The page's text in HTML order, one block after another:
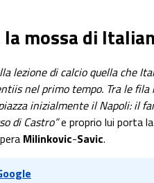
mossa di
lezione di calcio quella che
nel primo tempo. Tra le fila
inizialmente il Napoli: il
di Castro”e proprio lui porta
Milinkovic-Savic.